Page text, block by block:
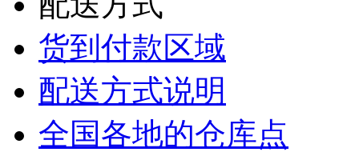
货到付款区域
配送方式说明
全国各地的仓库点